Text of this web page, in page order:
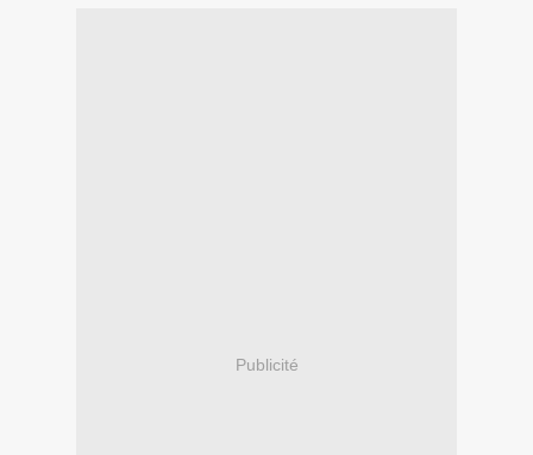
Publicité